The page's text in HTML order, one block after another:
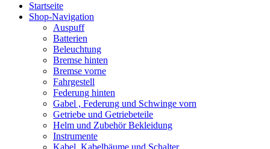
Startseite
Shop-Navigation
Auspuff
Batterien
Beleuchtung
Bremse hinten
Bremse vorne
Fahrgestell
Federung hinten
Gabel , Federung und Schwinge vorn
Getriebe und Getriebeteile
Helm und Zubehör Bekleidung
Instrumente
Kabel, Kabelbäume und Schalter